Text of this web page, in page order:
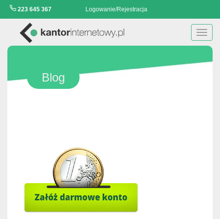
223 645 367 Logowanie/Rejestracja
Blog